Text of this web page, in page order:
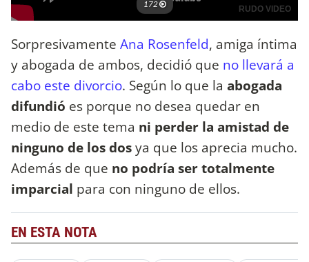
Sorpresivamente Ana Rosenfeld, amiga íntima
y abogada de ambos, decidió que no llevará a
cabo este divorcio. Según lo que la abogada
difundió es porque no desea quedar en
medio de este tema ni perder la amistad de
ninguno de los dosya que los aprecia mucho.
Además de que no podría ser totalmente
imparcial para con ninguno de ellos.
EN ESTA NOTA